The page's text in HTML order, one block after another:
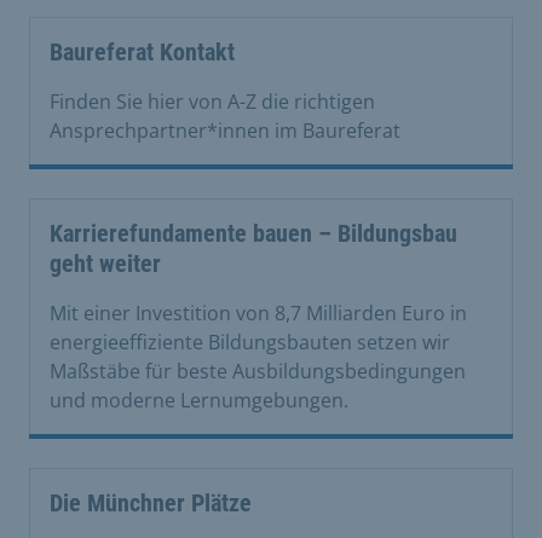
Baureferat Kontakt
Finden Sie hier von A-Z die richtigen
Ansprechpartner*innen im Baureferat
Karrierefundamente bauen – Bildungsbau
geht weiter
Mit einer Investition von 8,7 Milliarden Euro in
energieeffiziente Bildungsbauten setzen wir
Maßstäbe für beste Ausbildungsbedingungen
und moderne Lernumgebungen.
Die Münchner Plätze